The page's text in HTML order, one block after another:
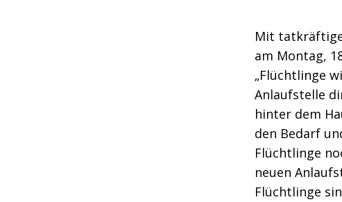
Mit
am Montag,
„Flüchtlinge
Anlaufstelle
hinter dem
den Bedarf
Flüchtlinge
neuen
Flüchtlinge